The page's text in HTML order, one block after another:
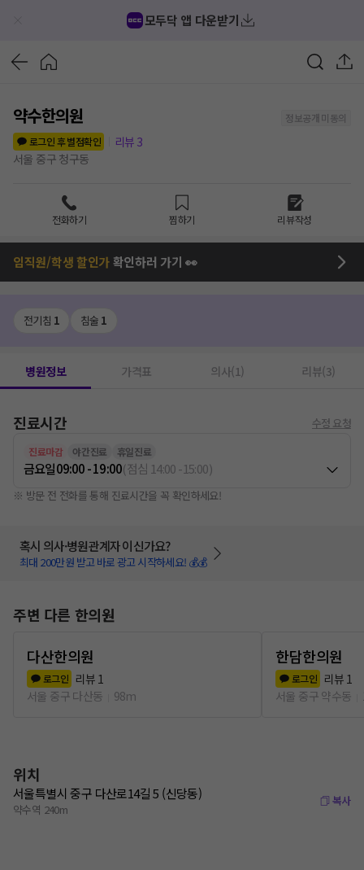
모두닥 앱 다운받기
약수한의원
정보공개 미동의
로그인 후 별점확인
리뷰 3
서울 중구 청구동
전화하기 찜하기 리뷰작성
임직원/학생 할인가확인하러 가기 👀
전기침 1 침술 1
병원정보 가격표 의사(1) 리뷰(3)
진료시간 수정 요청
진료마감 야간진료 휴일진료
금요일09:00 - 19:00(점심 14:00-15:00)
※ 방문 전 전화를 통해 진료시간을 꼭 확인하세요!
혹시 의사·병원관계자 이신가요?
최대 200만원 받고 바로 광고 시작하세요! 💰💰
주변 다른 한의원
다산한의원
로그인 리뷰 1
서울 중구 다산동
98m
한담한의원
로그인 리뷰 1
서울 중구 약수동
위치
서울특별시 중구 다산로14길 5 (신당동)
약수역 240m
복사